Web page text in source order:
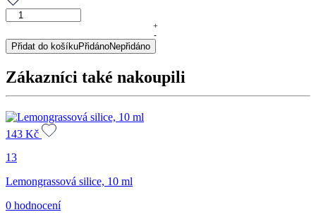
Rozmarýnová
10
ml
+
-
Přidat do košíkuPřidánoNepřidáno
Zákazníci také nakoupili
143 Kč
13
Lemongrassová silice, 10 ml
0 hodnocení